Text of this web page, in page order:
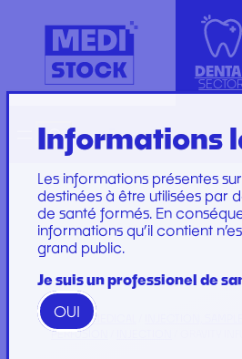
ISOLATION GOWN WITH
CUFFS
ACCESSORIES
INJECTION, PRÉLÈVEMENT ET
PERFUSION
CONSOMMABLES
GYNECOLOGY
PROTECTION ET HYGIÈNE
DRESSING SET
RechercheFrançais
HOME /MEDICAL
PERFUSION
Informations
Les informations présentes
destinées à être utilisées par
de santé formés. En
informations qu’il contient
grand public.
Je suis un professionel de
OUI